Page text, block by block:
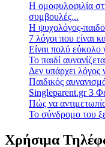
Η ομοφυλοφιλία
συμβουλές...
Η ψυχολόγος-
7 λόγοι που είναι
Είναι πολύ εύκολο
Το παιδί
Δεν υπάρχει λόγος
Παιδικός
Singleparent.gr 3
Πώς να
Το σύνδρομο του
Χρήσιμα